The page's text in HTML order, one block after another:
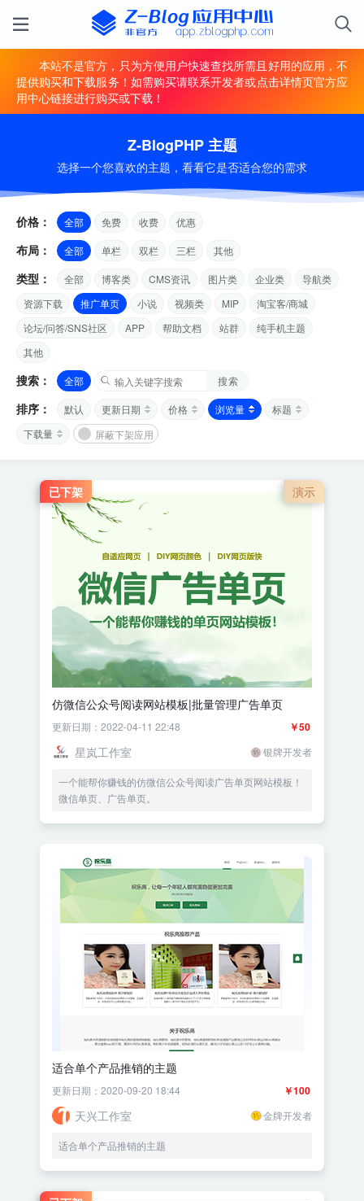
本站不是官方，只为方便用户快速查找所需且好用的应用，不
提供购买和下载服务！如需购买请联系开发者或点击详情页官方应
用中心链接进行购买或下载！
Z-BlogPHP 主题
选择一个您喜欢的主题，看看它是否适合您的需求
价格： 全部 免费 收费 优惠
布局： 全部 单栏 双栏 三栏 其他
类型： 全部 博客类 CMS资讯 图片类 企业类
导航类
资源下载
推广单页 小说 视频类 MIP
淘宝客/商城
论坛/问答/SNS社区
APP 帮助文档 站群
纯手机主题
其他
搜索： 全部 搜索
排序： 默认 更新日期 价格 浏览量
标题
下载量
屏蔽下架应用
演示
已下架
仿微信公众号阅读网站模板|批量管理广告单页
￥50
更新日期：2022-04-11 22:48
星岚工作室 银牌开发者
一个能帮你赚钱的仿微信公众号阅读广告单页网站模板！
微信单页、广告单页。
适合单个产品推销的主题
￥100
更新日期：2020-09-20 18:44
天兴工作室 金牌开发者
适合单个产品推销的主题